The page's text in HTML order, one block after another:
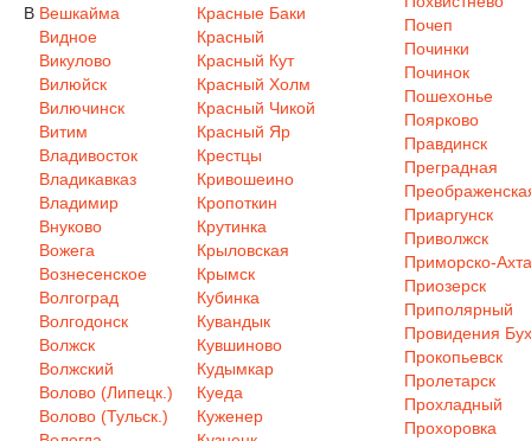
В Вешкайма
Видное
Викулово
Вилюйск
Вилючинск
Витим
Владивосток
Владикавказ
Владимир
Внуково
Вожега
Вознесенское
Волгоград
Волгодонск
Волжск
Волжский
Волово (Липецк.)
Волово (Тульск.)
Красные Баки
Красный
Красный Кут
Красный Холм
Красный Чикой
Красный Яр
Крестцы
Кривошеино
Кропоткин
Крутинка
Крыловская
Крымск
Кубинка
Кувандык
Кувшиново
Кудымкар
Куеда
Куженер
Почеп
Починки
Починок
Пошехонье
Поярково
Правдинск
Преградная
Приаргунск
Приволжск
Приморско-
Приозерск
Приполярный
Провидения
Прокопьевск
Пролетарск
Прохладный
Прохоровка